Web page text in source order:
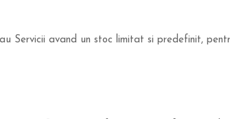
Servicii avand un stoc limitat si predefinit,